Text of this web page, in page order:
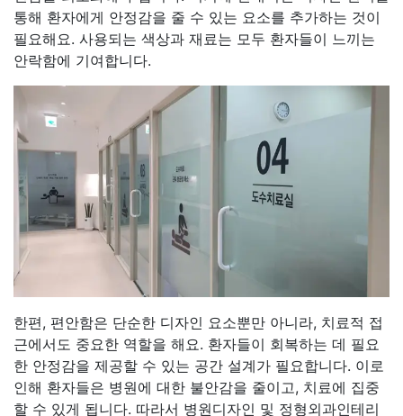
통해 환자에게 안정감을 줄 수 있는 요소를 추가하는 것이
필요해요. 사용되는 색상과 재료는 모두 환자들이 느끼는
안락함에 기여합니다.
한편, 편안함은 단순한 디자인 요소뿐만 아니라, 치료적 접
근에서도 중요한 역할을 해요. 환자들이 회복하는 데 필요
한 안정감을 제공할 수 있는 공간 설계가 필요합니다. 이로
인해 환자들은 병원에 대한 불안감을 줄이고, 치료에 집중
할 수 있게 됩니다. 따라서 병원디자인 및 정형외과인테리